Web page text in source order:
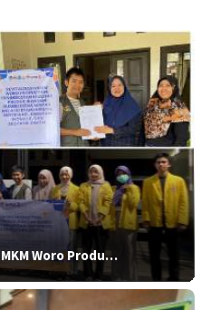
Woro Produ…